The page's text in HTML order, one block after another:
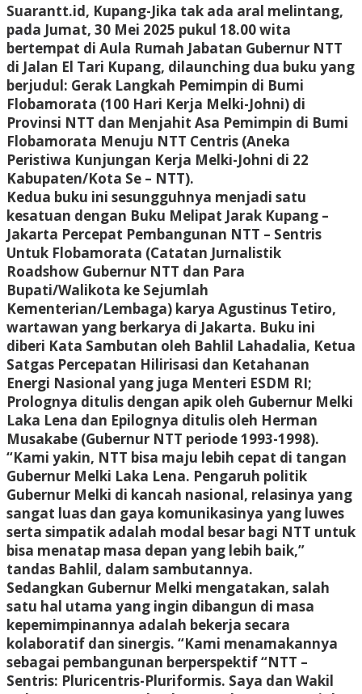
Suarantt.id, Kupang-Jika tak ada aral melintang,
pada Jumat, 30 Mei 2025 pukul 18.00 wita
bertempat di Aula Rumah Jabatan Gubernur NTT
di Jalan El Tari Kupang, dilaunching dua buku yang
berjudul: Gerak Langkah Pemimpin di Bumi
Flobamorata (100 Hari Kerja Melki-Johni) di
Provinsi NTT dan Menjahit Asa Pemimpin di Bumi
Flobamorata Menuju NTT Centris (Aneka
Peristiwa Kunjungan Kerja Melki-Johni di 22
Kabupaten/Kota Se – NTT).
Kedua buku ini sesungguhnya menjadi satu
kesatuan dengan Buku Melipat Jarak Kupang –
Jakarta Percepat Pembangunan NTT – Sentris
Untuk Flobamorata (Catatan Jurnalistik
Roadshow Gubernur NTT dan Para
Bupati/Walikota ke Sejumlah
Kementerian/Lembaga) karya Agustinus Tetiro,
wartawan yang berkarya di Jakarta. Buku ini
diberi Kata Sambutan oleh Bahlil Lahadalia, Ketua
Satgas Percepatan Hilirisasi dan Ketahanan
Energi Nasional yang juga Menteri ESDM RI;
Prolognya ditulis dengan apik oleh Gubernur Melki
Laka Lena dan Epilognya ditulis oleh Herman
Musakabe (Gubernur NTT periode 1993-1998).
“Kami yakin, NTT bisa maju lebih cepat di tangan
Gubernur Melki Laka Lena. Pengaruh politik
Gubernur Melki di kancah nasional, relasinya yang
sangat luas dan gaya komunikasinya yang luwes
serta simpatik adalah modal besar bagi NTT untuk
bisa menatap masa depan yang lebih baik,”
tandas Bahlil, dalam sambutannya.
Sedangkan Gubernur Melki mengatakan, salah
satu hal utama yang ingin dibangun di masa
kepemimpinannya adalah bekerja secara
kolaboratif dan sinergis. “Kami menamakannya
sebagai pembangunan berperspektif “NTT –
Sentris: Pluricentris-Pluriformis. Saya dan Wakil